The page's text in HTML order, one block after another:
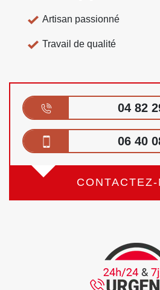
Artisan passionné
Travail de qualité
04 82
06 40